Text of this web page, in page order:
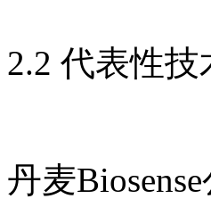
2.2 代表性技
丹麦